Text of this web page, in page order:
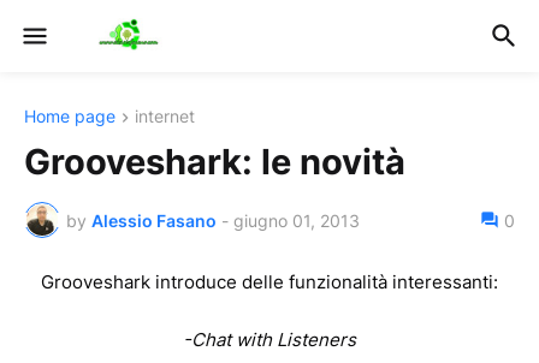
Home page internet
Grooveshark: le novità
by Alessio Fasano - giugno 01, 2013 0
Grooveshark introduce delle funzionalità interessanti:
-Chat with Listeners